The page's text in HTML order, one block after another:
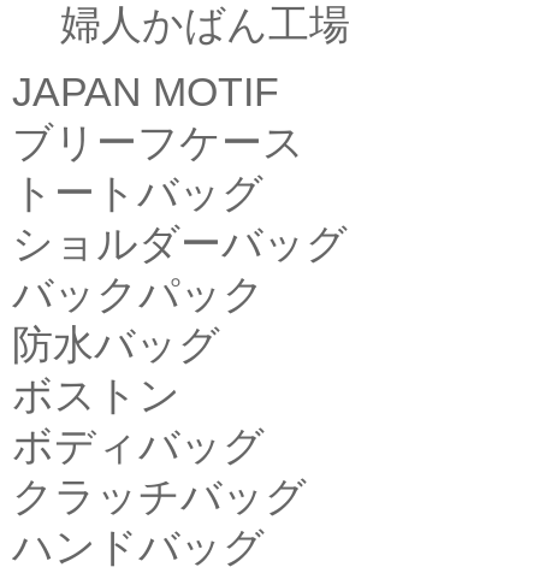
婦人かばん工場
JAPAN MOTIF
ブリーフケース
トートバッグ
ショルダーバッグ
バックパック
防水バッグ
ボストン
ボディバッグ
クラッチバッグ
ハンドバッグ